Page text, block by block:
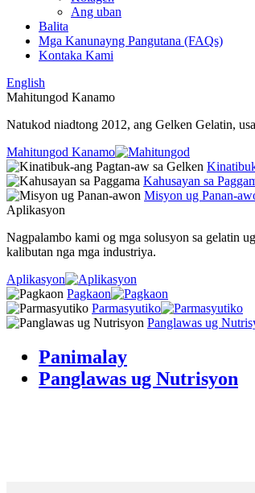
Ang uban
Balita
Mga Kanunayng Pangutana (FAQs)
Kontaka Kami
English
Mahitungod Kanamo
Natukod niadtong 2012, ang Gelken Gelatin,
Mahitungod Kanamo
Kahusayan sa
Misyon ug Panan-
Aplikasyon
Nagpalambo kami og mga solusyon sa gelatin
kalibutan nga mga industriya.
Aplikasyon
Pagkaon
Parmasyutiko
Panglawas ug
Panimalay
Panglawas ug Nutrisyon